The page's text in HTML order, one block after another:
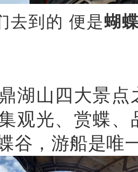
去到的 便是蝴
湖山四大景
观光、赏蝶
谷，游船是唯